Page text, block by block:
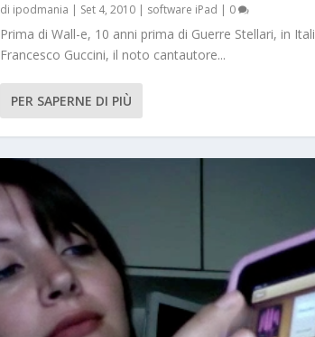
di ipodmania | Set 4, 2010| software iPad | 0
Prima di Wall-e, 10 anni prima di Guerre Stellari, in
Francesco Guccini, il noto cantautore...
PER SAPERNE DI PIÙ